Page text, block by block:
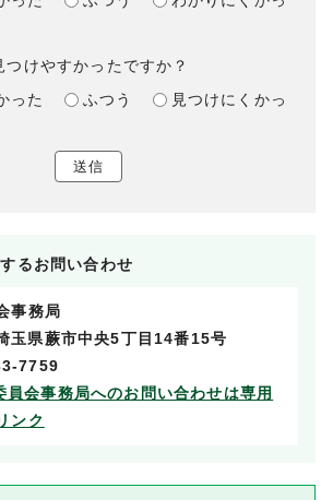
つけやすかったですか？
った
ふつう
見つけにくかっ
送信
るお問い合わせ
事務局
玉県蕨市中央5丁目14番15号
7759
員会事務局へのお問い合わせは専用
ンク